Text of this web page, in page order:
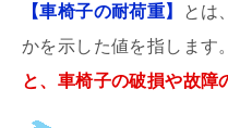
【車椅子の耐荷重】
とは
かを示した値を指します。
と、車椅子の破損や故障